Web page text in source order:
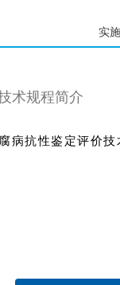
实
术规程简介
病抗性鉴定评价技